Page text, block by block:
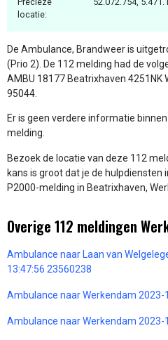
locatie:
De Ambulance, Brandweer is
(Prio 2). De 112 melding had de
AMBU 18177 Beatrixhaven 4251NK
95044.
Er is geen verdere informatie
melding.
Bezoek de locatie van deze 112
kans is groot dat je de hulpdiensten
P2000-melding in Beatrixhaven,
Overige 112 meldingen
Ambulance naar Laan van
13:47:56 23560238
Ambulance naar Werkendam 2023-
Ambulance naar Werkendam 2023-